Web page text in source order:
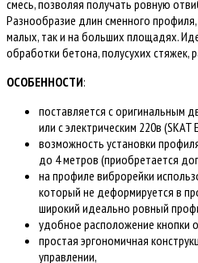
SKAT
H,
длина
2м
смесь, позволяя получать ровную
Разнообразие длин сменного
малых, так и на больших площадях.
обработки бетона, полусухих стяжек,
ОСОБЕННОСТИ:
поставляется с оригинальным
или с электрическим 220в (SKAT
возможность установки
до 4 метров (приобретается
на профиле виброрейки
который не деформируется в
широкий идеально ровный
удобное расположение кнопки
простая эргономичная
управлении,